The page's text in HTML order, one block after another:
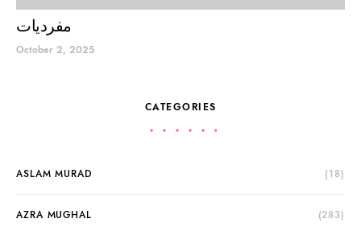
مفردیات
October 2, 2025
CATEGORIES
ASLAM MURAD (18)
AZRA MUGHAL (283)